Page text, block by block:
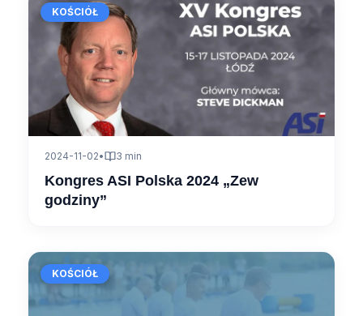
KOŚCIÓŁ
2024-11-02• 3 min
Kongres ASI Polska 2024 „Zew
godziny”
KOŚCIÓŁ